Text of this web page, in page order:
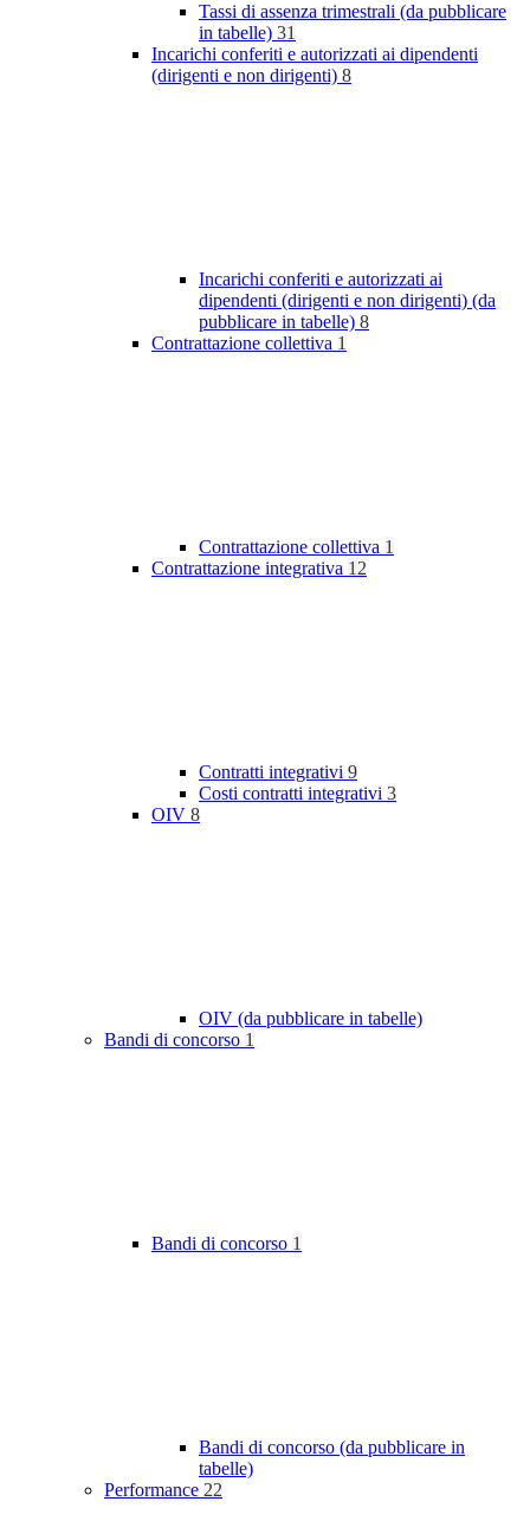
Tassi di assenza trimestrali (da pubblicare
in tabelle) 31
Incarichi conferiti e autorizzati ai dipendenti
(dirigenti e non dirigenti) 8
Incarichi conferiti e autorizzati ai
dipendenti (dirigenti e non dirigenti) (da
pubblicare in tabelle) 8
Contrattazione collettiva 1
Contrattazione collettiva 1
Contrattazione integrativa 12
Contratti integrativi 9
Costi contratti integrativi 3
OIV 8
OIV (da pubblicare in tabelle)
Bandi di concorso 1
Bandi di concorso 1
Bandi di concorso (da pubblicare in
tabelle)
Performance 22